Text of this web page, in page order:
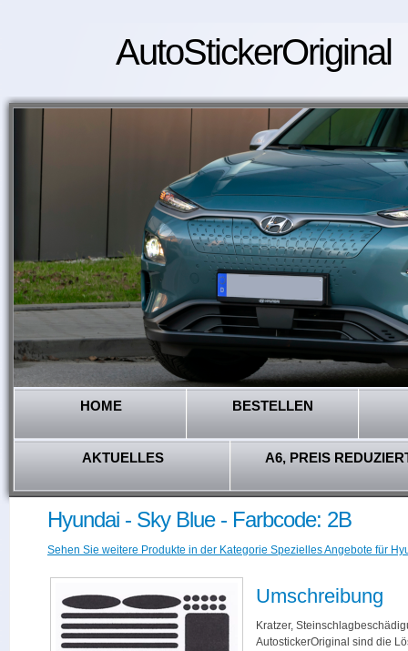
AutoStickerOriginal
HOME BESTELLEN
AKTUELLES A6, PREIS
Hyundai - Sky Blue - Farbcode: 2B
Sehen Sie weitere Produkte in der Kategorie Spezielles Angebote für
Umschreibung
Kratzer,
AutostickerOriginal sind die